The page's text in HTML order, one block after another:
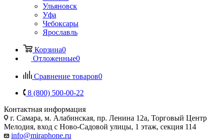
Ульяновск
Уфа
Чебоксары
Ярославль
Корзина0
Отложенные0
Сравнение товаров0
8 (800) 500-00-22
Контактная информация
г. Самара, м. Алабинская, пр. Ленина 12а, Торговый Центр
Мелодия, вход с Ново-Садовой улицы, 1 этаж, секция 114
info@miraphone.ru